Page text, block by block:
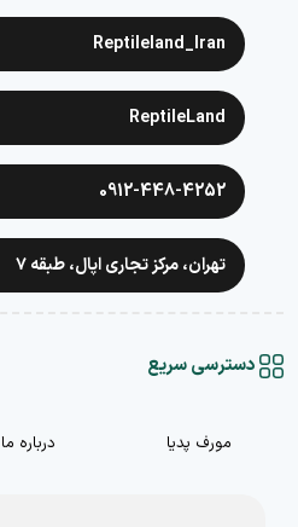
Reptileland_Iran
ReptileLand
0912-448-4252
تهران، مرکز تجاری اپال، طبقه ۷
دسترسی سریع
مورف پدیا درباره ما